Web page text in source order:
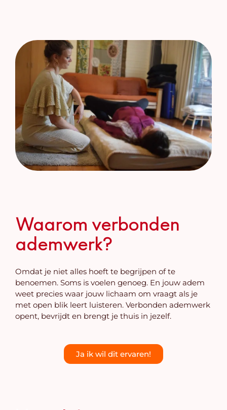
Waarom verbonden
ademwerk?
Omdat je niet alles hoeft te begrijpen of te
benoemen. Soms is voelen genoeg. En jouw adem
weet precies waar jouw lichaam om vraagt als je
met open blik leert luisteren. Verbonden ademwerk
opent, bevrijdt en brengt je thuis in jezelf.
Ja ik wil dit ervaren!